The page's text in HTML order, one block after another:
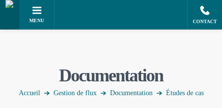
MENU CONTACT
Documentation
Accueil Gestion de flux Documentation Études de cas